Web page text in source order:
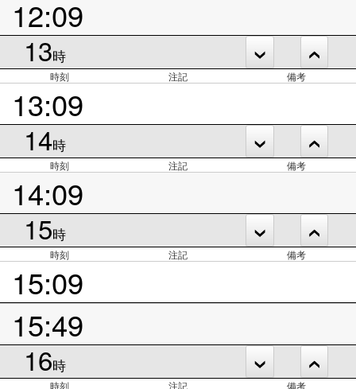
12:09
13時
時刻 注記 備考
13:09
14時
時刻 注記 備考
14:09
15時
時刻 注記 備考
15:09
15:49
16時
時刻 注記 備考